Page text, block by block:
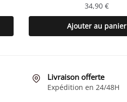
34,90 €
Ajouter au panier
Livraison offerte
Expédition en 24/48H